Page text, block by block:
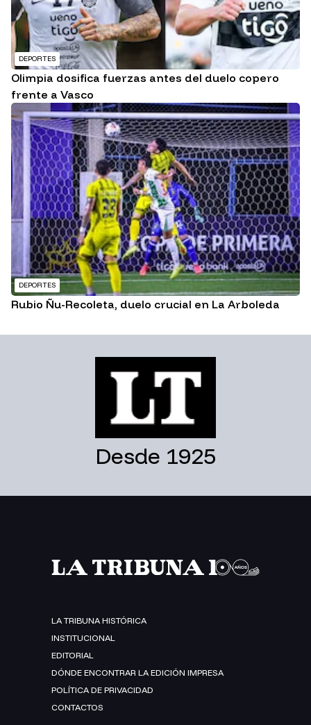
DEPORTES
Olimpia dosifica fuerzas antes del duelo copero
frente a Vasco
DEPORTES
Rubio Ñu-Recoleta, duelo crucial en La Arboleda
Desde 1925
LA TRIBUNA HISTÓRICA
INSTITUCIONAL
EDITORIAL
DÓNDE ENCONTRAR LA EDICIÓN IMPRESA
POLÍTICA DE PRIVACIDAD
CONTACTOS